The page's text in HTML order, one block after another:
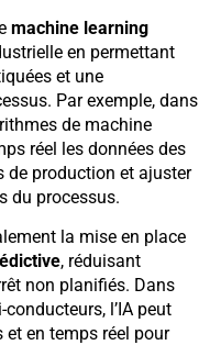
machine learning
en permettant
et une
Par exemple, dans
de machine
réel les données des
de production et ajuster
du processus.
la mise en place
, réduisant
non planifiés. Dans
l’IA peut
en temps réel pour